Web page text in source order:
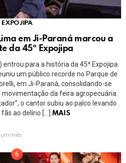
EXPOJIPA
em Ji-Paraná marcou a
da 45ª Expojipa
para a história da 45ª Expojipa.
um público recorde no Parque de
em Ji-Paraná, consolidando-se
da feira agropecuária.
o cantor subiu ao palco levando
ao delírio […]
MAIS
mês